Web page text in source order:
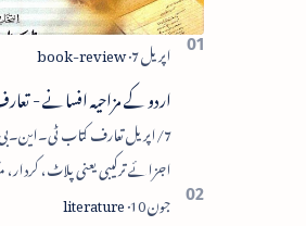
اردو کے مزاحیہ افسانے -
7/اپریل تعارف کتاب
اجزائے ترکیبی یعنی پلاٹ، کردار،
عروج، وحدتِ تاثر میں سے زیادہ سے